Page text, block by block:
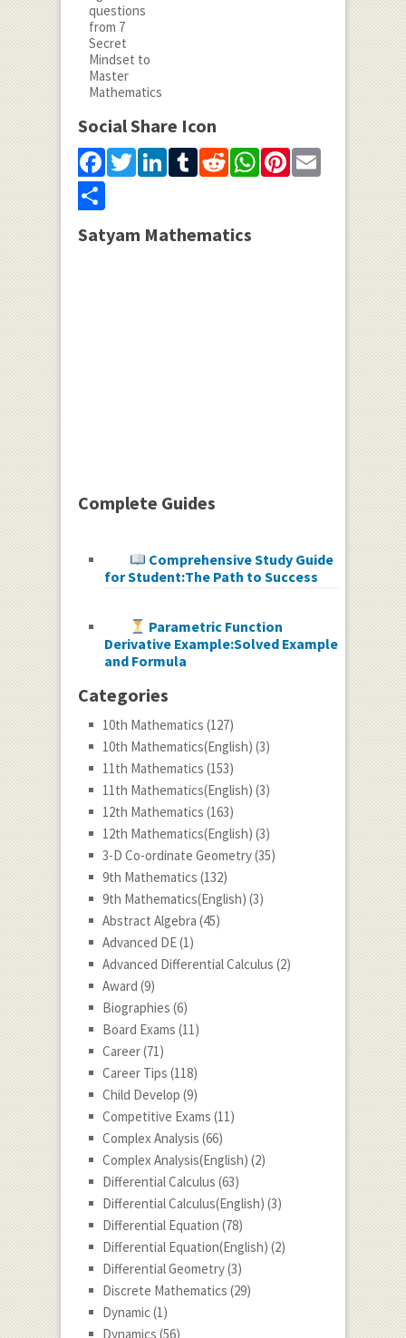
Social Share Icon
Facebook
Twitter
LinkedIn
Tumblr
Reddit
WhatsApp
Pinterest
Email
Share
Satyam Mathematics
Complete Guides
Comprehensive Study Guide
for Student:The Path to Success
Parametric Function
Derivative Example:Solved Example
and Formula
Categories
10th Mathematics (127)
10th Mathematics(English) (3)
11th Mathematics (153)
11th Mathematics(English) (3)
12th Mathematics (163)
12th Mathematics(English) (3)
3-D Co-ordinate Geometry(35)
9th Mathematics (132)
9th Mathematics(English) (3)
Abstract Algebra (45)
Advanced DE(1)
Advanced Differential Calculus (2)
Award (9)
Biographies (6)
Board Exams (11)
Career(71)
Career Tips (118)
Child Develop (9)
Competitive Exams (11)
Complex Analysis (66)
Complex Analysis(English) (2)
Differential Calculus (63)
Differential Calculus(English) (3)
Differential Equation (78)
Differential Equation(English) (2)
Differential Geometry(3)
Discrete Mathematics (29)
Dynamic(1)
Dynamics (56)